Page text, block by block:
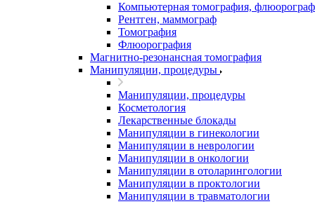
Компьютерная томография,
Рентген, маммограф
Томография
Флюорография
Магнитно-резонансная томография
Манипуляции, процедуры
Манипуляции, процедуры
Косметология
Лекарственные блокады
Манипуляции в гинекологии
Манипуляции в неврологии
Манипуляции в онкологии
Манипуляции в отоларингологии
Манипуляции в проктологии
Манипуляции в травматологии